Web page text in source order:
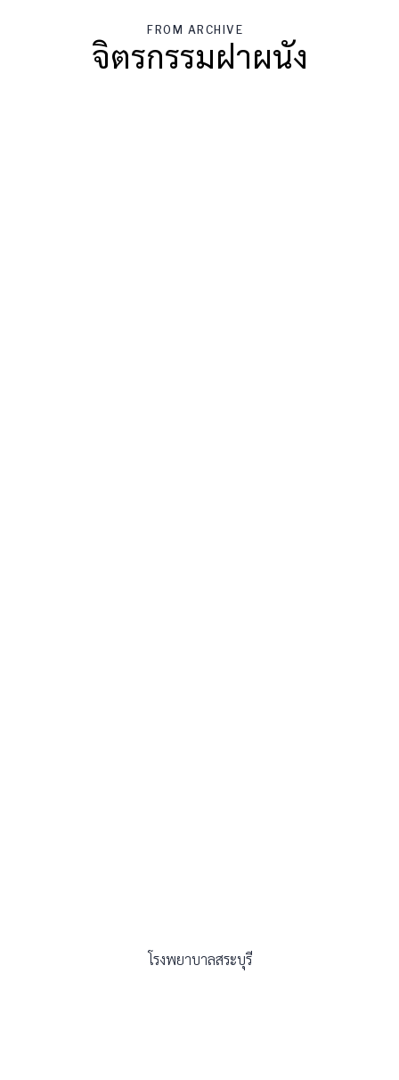
FROM ARCHIVE
จิตรกรรมฝาผนัง
โรงพยาบาลสระบุรี